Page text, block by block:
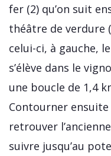
fer (2) qu’on suit
théâtre de verdure
celui-ci, à gauche,
s’élève dans le
une boucle de 1,4
Contourner
retrouver
suivre jusqu’au